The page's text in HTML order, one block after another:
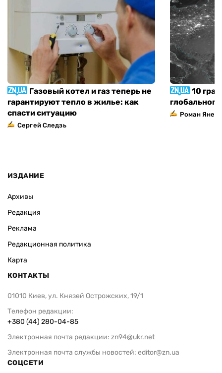
Газовый котел и газ теперь не
гарантируют тепло в жилье: как
спасти ситуацию
Сергей Следзь
10
Роман
ИЗДАНИЕ
Архивы
Редакция
Реклама
Редакционная политика
Карта
КОНТАКТЫ
01010 Киев, ул. Князей Острожских, 19/1
Телефон редакции:
+380 (44) 280-04-85
Электронная почта редакции: zn94@ukr.net
Электронная почта службы новостей: editor@zn.ua
СОЦСЕТИ